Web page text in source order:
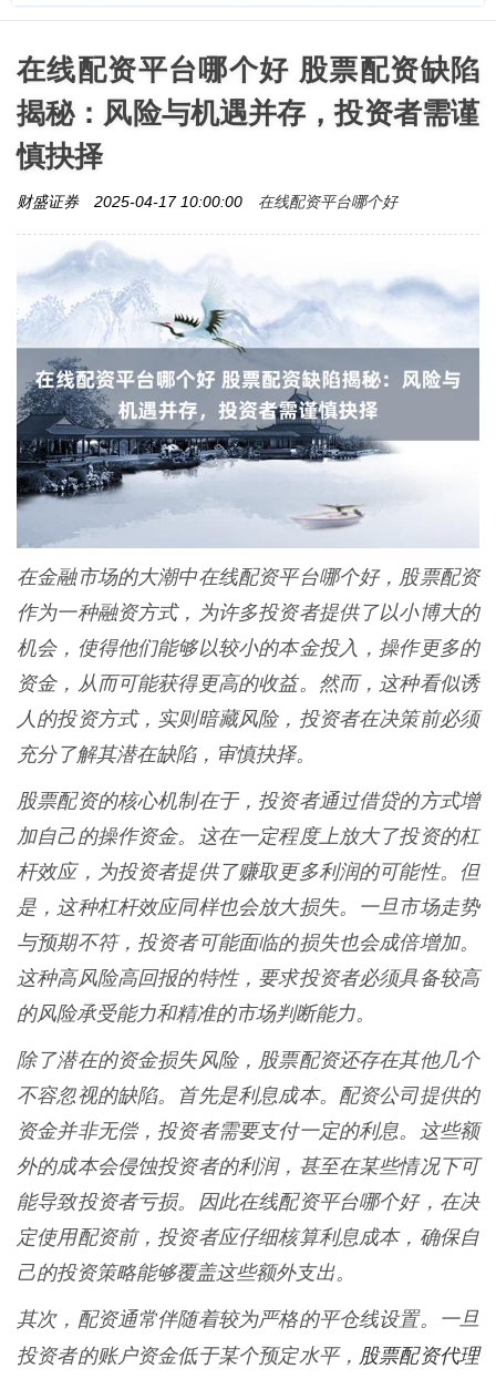
在线配资平台哪个好 股票配资缺陷
揭秘：风险与机遇并存，投资者需谨
慎抉择
财盛证券 2025-04-17 10:00:00 在线配资平台哪个好
在金融市场的大潮中在线配资平台哪个好，股票配资
作为一种融资方式，为许多投资者提供了以小博大的
机会，使得他们能够以较小的本金投入，操作更多的
资金，从而可能获得更高的收益。然而，这种看似诱
人的投资方式，实则暗藏风险，投资者在决策前必须
充分了解其潜在缺陷，审慎抉择。
股票配资的核心机制在于，投资者通过借贷的方式增
加自己的操作资金。这在一定程度上放大了投资的杠
杆效应，为投资者提供了赚取更多利润的可能性。但
是，这种杠杆效应同样也会放大损失。一旦市场走势
与预期不符，投资者可能面临的损失也会成倍增加。
这种高风险高回报的特性，要求投资者必须具备较高
的风险承受能力和精准的市场判断能力。
除了潜在的资金损失风险，股票配资还存在其他几个
不容忽视的缺陷。首先是利息成本。配资公司提供的
资金并非无偿，投资者需要支付一定的利息。这些额
外的成本会侵蚀投资者的利润，甚至在某些情况下可
能导致投资者亏损。因此在线配资平台哪个好，在决
定使用配资前，投资者应仔细核算利息成本，确保自
己的投资策略能够覆盖这些额外支出。
其次，配资通常伴随着较为严格的平仓线设置。一旦
投资者的账户资金低于某个预定水平， 股票配资代理